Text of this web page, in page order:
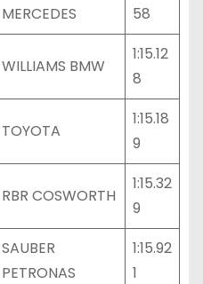
MERCEDES
58
WILLIAMS BMW
1:15.12
8
TOYOTA
1:15.18
9
RBR COSWORTH
1:15.32
9
SAUBER
PETRONAS
1:15.92
1